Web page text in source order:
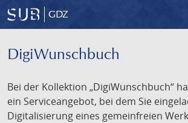
GDZ
DigiWunschbuch
Bei der Kollektion „DigiWunschbuch“
ein Serviceangebot, bei dem Sie
Digitalisierung eines gemeinfreien